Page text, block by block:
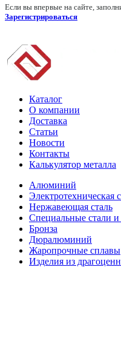
Если вы впервые на сайте,
Зарегистрироваться
Каталог
О компании
Доставка
Статьи
Новости
Контакты
Калькулятор металла
Алюминий
Электротехническая
Нержавеющая сталь
Специальные стали
Бронза
Дюралюминий
Жаропрочные сплавы
Изделия из